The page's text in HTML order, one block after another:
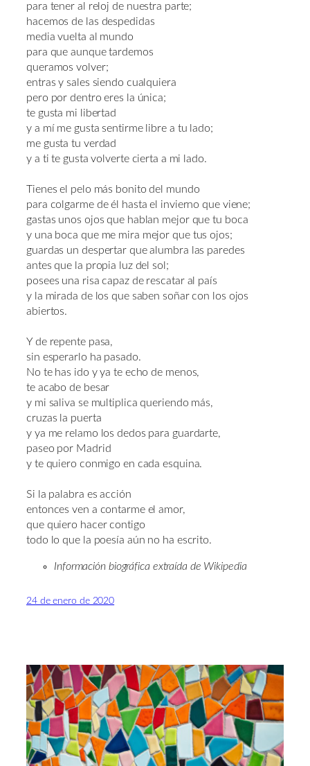
para tener al reloj de nuestra parte;
hacemos de las despedidas
media vuelta al mundo
para que aunque tardemos
queramos volver;
entras y sales siendo cualquiera
pero por dentro eres la única;
te gusta mi libertad
y a mí me gusta sentirme libre a tu lado;
me gusta tu verdad
y a ti te gusta volverte cierta a mi lado.
Tienes el pelo más bonito del mundo
para colgarme de él hasta el invierno que viene;
gastas unos ojos que hablan mejor que tu boca
y una boca que me mira mejor que tus ojos;
guardas un despertar que alumbra las paredes
antes que la propia luz del sol;
posees una risa capaz de rescatar al país
y la mirada de los que saben soñar con los ojos
abiertos.
Y de repente pasa,
sin esperarlo ha pasado.
No te has ido y ya te echo de menos,
te acabo de besar
y mi saliva se multiplica queriendo más,
cruzas la puerta
y ya me relamo los dedos para guardarte,
paseo por Madrid
y te quiero conmigo en cada esquina.
Si la palabra es acción
entonces ven a contarme el amor,
que quiero hacer contigo
todo lo que la poesía aún no ha escrito.
Información biográfica extraída de Wikipedia
24 de enero de 2020